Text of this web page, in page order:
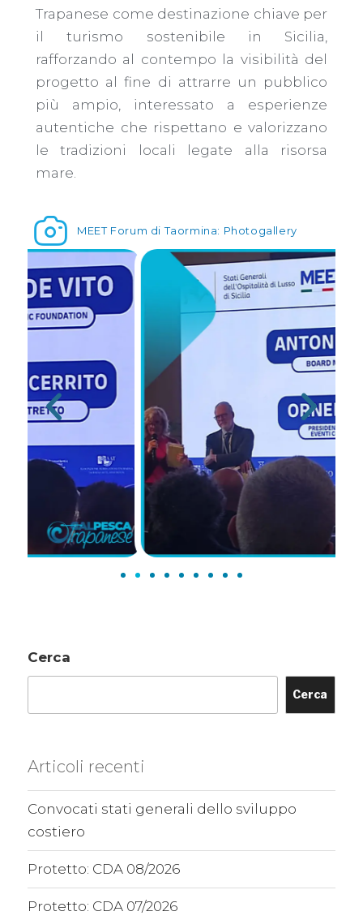
Trapanese come destinazione chiave per
il turismo sostenibile in Sicilia,
rafforzando al contempo la visibilità del
progetto al fine di attrarre un pubblico
più ampio, interessato a esperienze
autentiche che rispettano e valorizzano
le tradizioni locali legate alla risorsa
mare.
MEET Forum di Taormina: Photogallery
Cerca
Cerca
Articoli recenti
Convocati stati generali dello sviluppo
costiero
Protetto: CDA 08/2026
Protetto: CDA 07/2026